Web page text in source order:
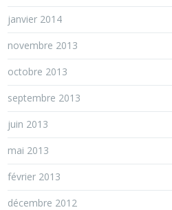
janvier 2014
novembre 2013
octobre 2013
septembre 2013
juin 2013
mai 2013
février 2013
décembre 2012